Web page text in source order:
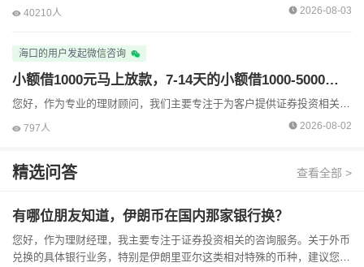
40210人 2026-08-03
海口的用户发起微信咨询
小额借1000元马上放款，7-14天的小额借1000-5000的平台有哪些？，有人懂吗?
您好，作为专业的理财顾问，我们主要专注于为客户提供证券投资相关的服务，例如股票、基金等标准化金融产品的资产配置建议。关于您咨询的小额短期借款平台，这属于消费金融或网络借贷范畴。需要提醒...
797人 2026-08-02
精选问答 查看全部 >
有哪位朋友知道，伊朗币在国内那家银行换？
您好，作为理财经理，我主要专注于证券投资相关的咨询服务。关于外币
兑换的具体银行业务，特别是伊朗里亚尔这类相对特殊的币种，建议您直